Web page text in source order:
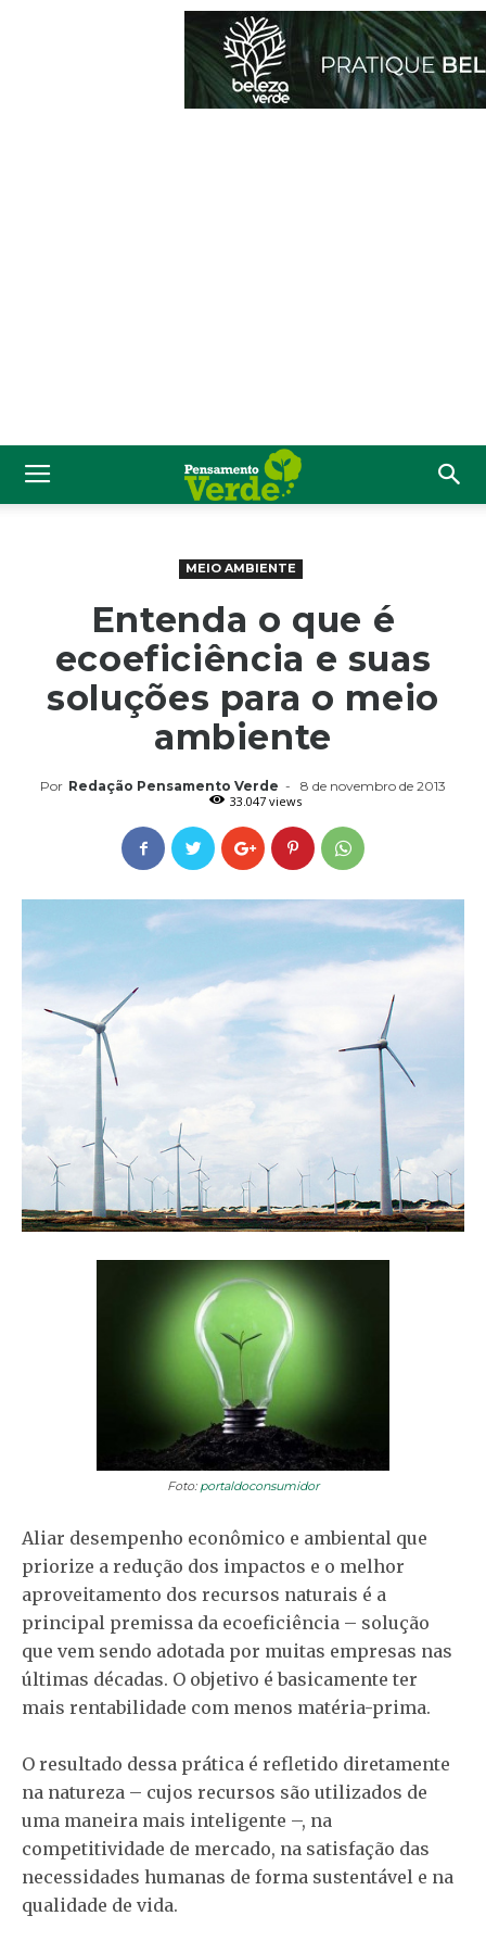
MEIO AMBIENTE
Entenda o que é
ecoeficiência e suas
soluções para o meio
ambiente
Por Redação Pensamento Verde -
8 de novembro de 2013
33.047 views
Foto: portaldoconsumidor
Aliar desempenho econômico e ambiental que
priorize a redução dos impactos e o melhor
aproveitamento dos recursos naturais é a
principal premissa da ecoeficiência – solução
que vem sendo adotada por muitas empresas nas
últimas décadas. O objetivo é basicamente ter
mais rentabilidade com menos matéria-prima.
O resultado dessa prática é refletido diretamente
na natureza – cujos recursos são utilizados de
uma maneira mais inteligente –, na
competitividade de mercado, na satisfação das
necessidades humanas de forma sustentável e na
qualidade de vida.